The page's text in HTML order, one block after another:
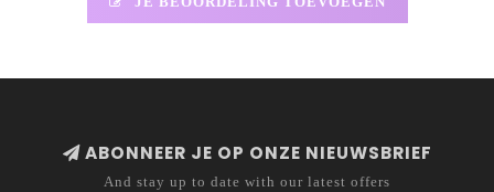
ABONNEER JE OP ONZE NIEUWSBRIEF
And stay up to date with our latest offers